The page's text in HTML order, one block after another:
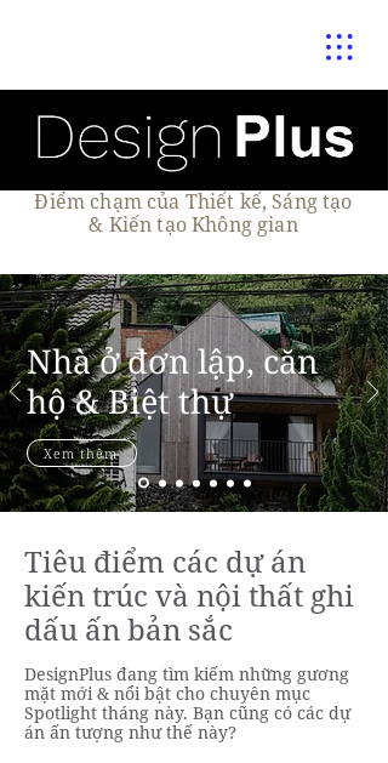
Điểm chạm của Thiết kế, Sáng tạo
& Kiến tạo Không gian
Nhà ở đơn lập, căn
hộ & Biệt thự
Xem thêm
Tiêu điểm các dự án
kiến trúc và nội thất ghi
dấu ấn bản sắc
DesignPlus đang tìm kiếm những gương
mặt mới & nổi bật cho chuyên mục
Spotlight tháng này. Bạn cũng có các dự
án ấn tượng như thế này?